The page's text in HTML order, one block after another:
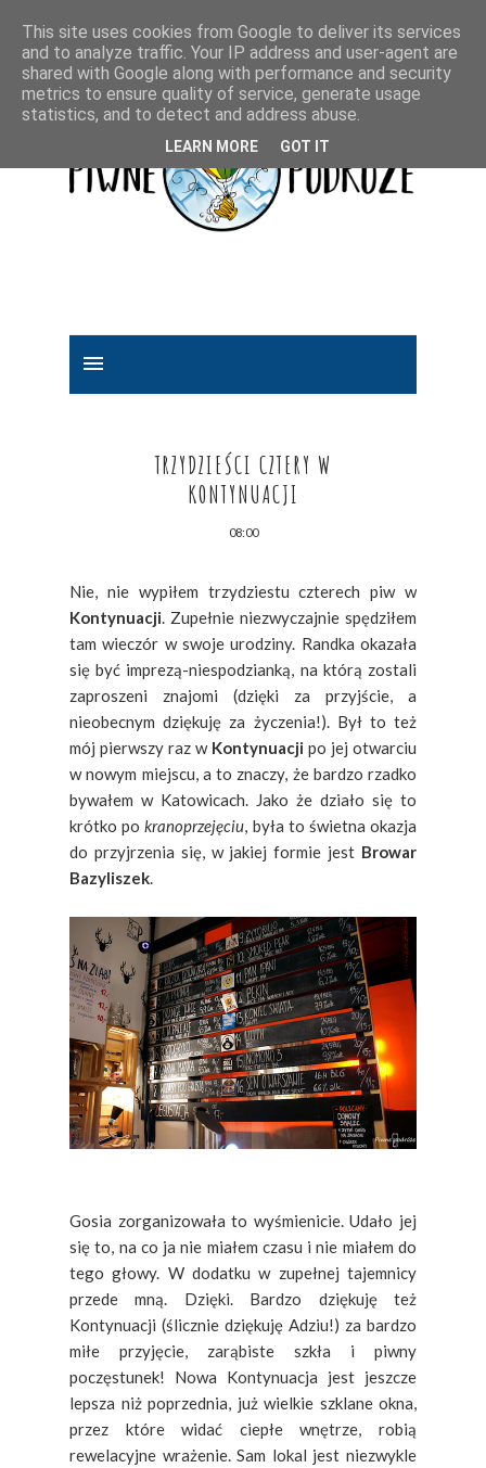
TRZYDZIEŚCI CZTERY W
KONTYNUACJI
08:00
Nie, nie wypiłem trzydziestu czterech piw w
Kontynuacji. Zupełnie niezwyczajnie spędziłem
tam wieczór w swoje urodziny. Randka okazała
się być imprezą-niespodzianką, na którą zostali
zaproszeni znajomi (dzięki za przyjście, a
nieobecnym dziękuję za życzenia!). Był to też
mój pierwszy raz w Kontynuacji po jej otwarciu
w nowym miejscu, a to znaczy, że bardzo rzadko
bywałem w Katowicach. Jako że działo się to
krótko pokranoprzejęciu, była to świetna okazja
do przyjrzenia się, w jakiej formie jest Browar
Bazyliszek.
Gosia zorganizowała to wyśmienicie. Udało jej
się to, na co ja nie miałem czasu i nie miałem do
tego głowy. W dodatku w zupełnej tajemnicy
przede mną. Dzięki. Bardzo dziękuję też
Kontynuacji (ślicznie dziękuję Adziu!) za bardzo
miłe przyjęcie, zarąbiste szkła i piwny
poczęstunek! Nowa Kontynuacja jest jeszcze
lepsza niż poprzednia, już wielkie szklane okna,
przez które widać ciepłe wnętrze, robią
rewelacyjne wrażenie. Sam lokal jest niezwykle
This site uses cookies from Google to deliver its services
and to analyze traffic. Your IP address and user-agent are
shared with Google along with performance and security
metrics to ensure quality of service, generate usage
statistics, and to detect and address abuse.
LEARN MORE GOT IT